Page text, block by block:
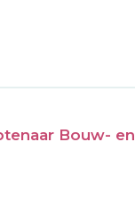
Bouw- en